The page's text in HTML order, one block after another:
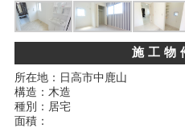
施工物
所在地：日高市中鹿山
構造：木造
種別：居宅
面積：